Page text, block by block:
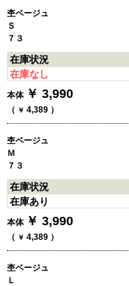
杢ベージュ
Ｓ
７３
在庫状況
在庫なし
本体 ￥ 3,990
（ ￥ 4,389 ）
杢ベージュ
Ｍ
７３
在庫状況
在庫あり
本体 ￥ 3,990
（ ￥ 4,389 ）
杢ベージュ
Ｌ